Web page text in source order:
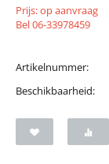
Prijs: op aanvraag
Bel 06-33978459
Artikelnummer:
Beschikbaarheid: